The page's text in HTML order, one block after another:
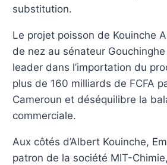
substitution.
Le projet poisson de Kouinche
de nez au sénateur
leader dans l’importation du
plus de 160 milliards de FCFA
Cameroun et déséquilibre la
commerciale.
Aux côtés d’Albert Kouinche,
patron de la société MIT-